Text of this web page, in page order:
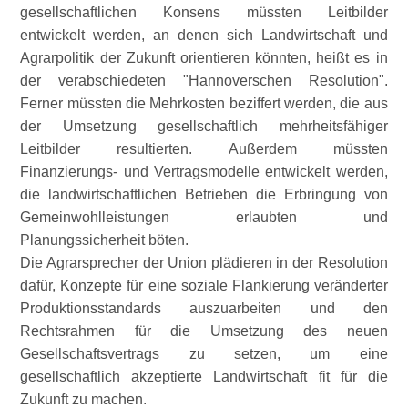
gesellschaftlichen Konsens müssten Leitbilder
entwickelt werden, an denen sich Landwirtschaft und
Agrarpolitik der Zukunft orientieren könnten, heißt es in
der verabschiedeten
Hannoverschen Resolution .
Ferner müssten die Mehrkosten beziffert werden, die aus
der Umsetzung gesellschaftlich mehrheitsfähiger
Leitbilder resultierten. Außerdem müssten
Finanzierungs- und Vertragsmodelle entwickelt werden,
die landwirtschaftlichen Betrieben die Erbringung von
Gemeinwohlleistungen erlaubten und
Planungssicherheit böten.
Die Agrarsprecher der Union plädieren in der Resolution
dafür, Konzepte für eine soziale Flankierung veränderter
Produktionsstandards auszuarbeiten und den
Rechtsrahmen für die Umsetzung des neuen
Gesellschaftsvertrags zu setzen, um eine
gesellschaftlich akzeptierte Landwirtschaft fit für die
Zukunft zu machen.